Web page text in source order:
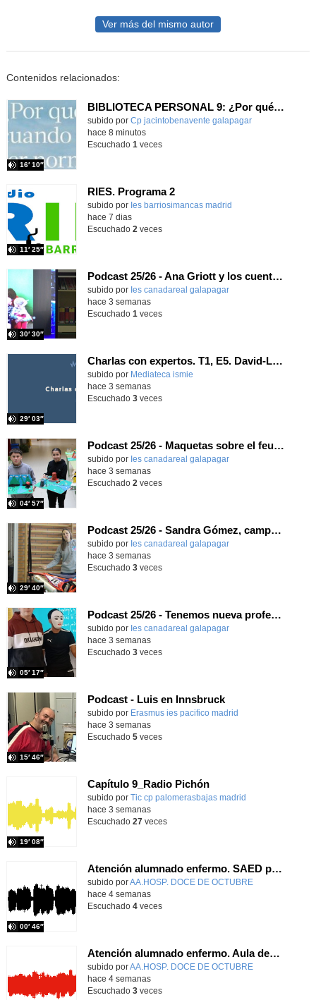
Ver más del mismo autor
Contenidos relacionados:
BIBLIOTECA PERSONAL 9: ¿Por qué ser feliz cuando puedes ser normal?
Contenido educativo.
subido por Cp jacintobenavente galapagar
16′ 10″
-
hace 8 minutos
Escuchado 1 veces
RIES. Programa 2
Contenido educativo.
subido por Ies barriosimancas madrid
11′ 25″
hace 7 dias
Escuchado 2 veces
Podcast 25/26 - Ana Griott y los cuentos de las voces olvidadas
subido por Ies canadareal galapagar
30′ 30″
-
hace 3 semanas
Escuchado 1 veces
Charlas con expertos. T1, E5. David-Li Ilundáin Reviriego
subido por Mediateca ismie
29′ 03″
hace 3 semanas
Escuchado 3veces
Podcast 25/26 - Maquetas sobre el feudalismo
subido por Ies canadareal galapagar
04′ 57″
-
hace 3 semanas
Escuchado 2 veces
Podcast 25/26 - Sandra Gómez, campeona de Enduro
subido por Ies canadareal galapagar
29′ 40″
-
hace 3 semanas
Escuchado 3veces
Podcast 25/26 - Tenemos nueva profesora de Griego ¿Conoces a María Eugenia?
subido por Ies canadareal galapagar
05′ 17″
-
hace 3 semanas
Escuchado 3veces
Podcast - Luis en Innsbruck
subido por Erasmus ies pacifico madrid
15′ 46″
hace 3 semanas
Escuchado 5veces
Capítulo 9_Radio Pichón
Contenido educativo.
subido por Tic cp palomerasbajas madrid
19′ 08″
hace 3 semanas
Escuchado 27veces
Atención alumnado enfermo. SAED primaria. José Nesh-Nash García
Contenido educativo.
subido porAA.HOSP. DOCE DE OCTUBRE
00′ 46″
-
hace 4 semanas
Escuchado 4veces
Atención alumnado enfermo. Aula dentro del hospital. Sara Martín Fernández.
Contenido educativo.
subido porAA.HOSP. DOCE DE OCTUBRE-
hace 4 semanas
Escuchado 3veces